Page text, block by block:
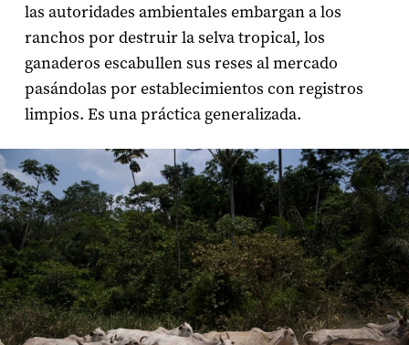
las autoridades ambientales embargan a los
ranchos por destruir la selva tropical, los
ganaderos escabullen sus reses al mercado
pasándolas por establecimientos con registros
limpios. Es una práctica generalizada.